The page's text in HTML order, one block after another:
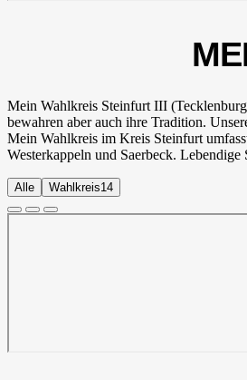
Mein Wahlkreis Steinfurt III
bewahren aber auch ihre Tradition.
Mein Wahlkreis im Kreis Steinfurt
Westerkappeln und Saerbeck.
Alle Wahlkreis14